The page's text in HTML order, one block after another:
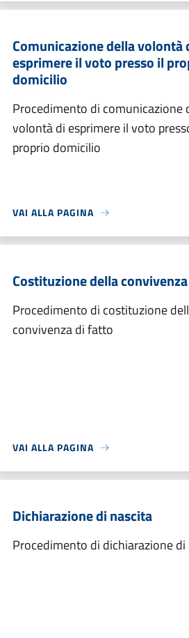
Comunicazione della volontà
esprimere il voto presso il
domicilio
Procedimento di comunicazione
volontà di esprimere il voto
proprio domicilio
VAI ALLA PAGINA
Costituzione della
Procedimento di costituzione
convivenza di fatto
VAI ALLA PAGINA
Dichiarazione di nascita
Procedimento di dichiarazione di